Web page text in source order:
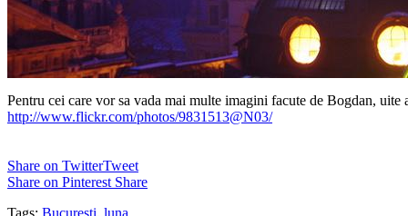
Pentru cei care vor sa vada mai multe imagini facute de Bogdan, uite
http://www.flickr.com/photos/9831513@N03/
Share on TwitterTweet
Share on Pinterest Share